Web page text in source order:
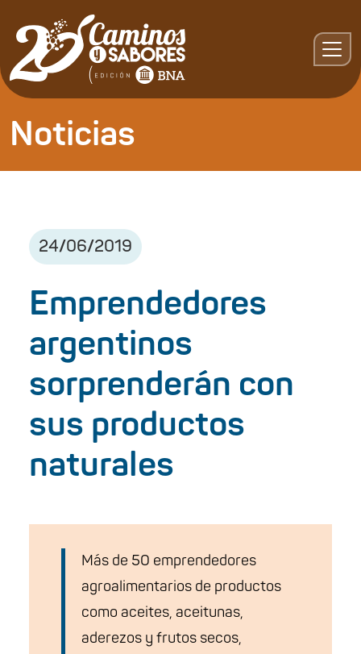
Noticias
24/06/2019
Emprendedores
argentinos
sorprenderán con
sus productos
naturales
Más de 50 emprendedores
agroalimentarios de productos
como aceites, aceitunas,
aderezos y frutos secos,